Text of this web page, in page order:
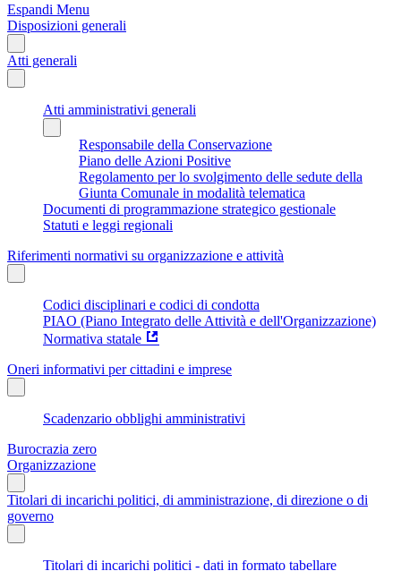
Espandi Menu
Disposizioni generali
Atti generali
Atti amministrativi generali
Responsabile della Conservazione
Piano delle Azioni Positive
Regolamento per lo svolgimento delle sedute della
Giunta Comunale in modalità telematica
Documenti di programmazione strategico gestionale
Statuti e leggi regionali
Riferimenti normativi su organizzazione e attività
Codici disciplinari e codici di condotta
PIAO (Piano Integrato delle Attività e dell'Organizzazione)
Normativa statale
Oneri informativi per cittadini e imprese
Scadenzario obblighi amministrativi
Burocrazia zero
Organizzazione
Titolari di incarichi politici, di amministrazione, di direzione o di
governo
Titolari di incarichi politici - dati in formato tabellare